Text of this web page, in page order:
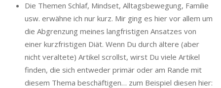
Die Themen Schlaf, Mindset, Alltagsbewegung, Familie
usw. erwähne ich nur kurz. Mir ging es hier vor allem um
die Abgrenzung meines langfristigen Ansatzes von
einer kurzfristigen Diät. Wenn Du durch ältere (aber
nicht veraltete) Artikel scrollst, wirst Du viele Artikel
finden, die sich entweder primär oder am Rande mit
diesem Thema beschäftigen… zum Beispiel diesen hier: